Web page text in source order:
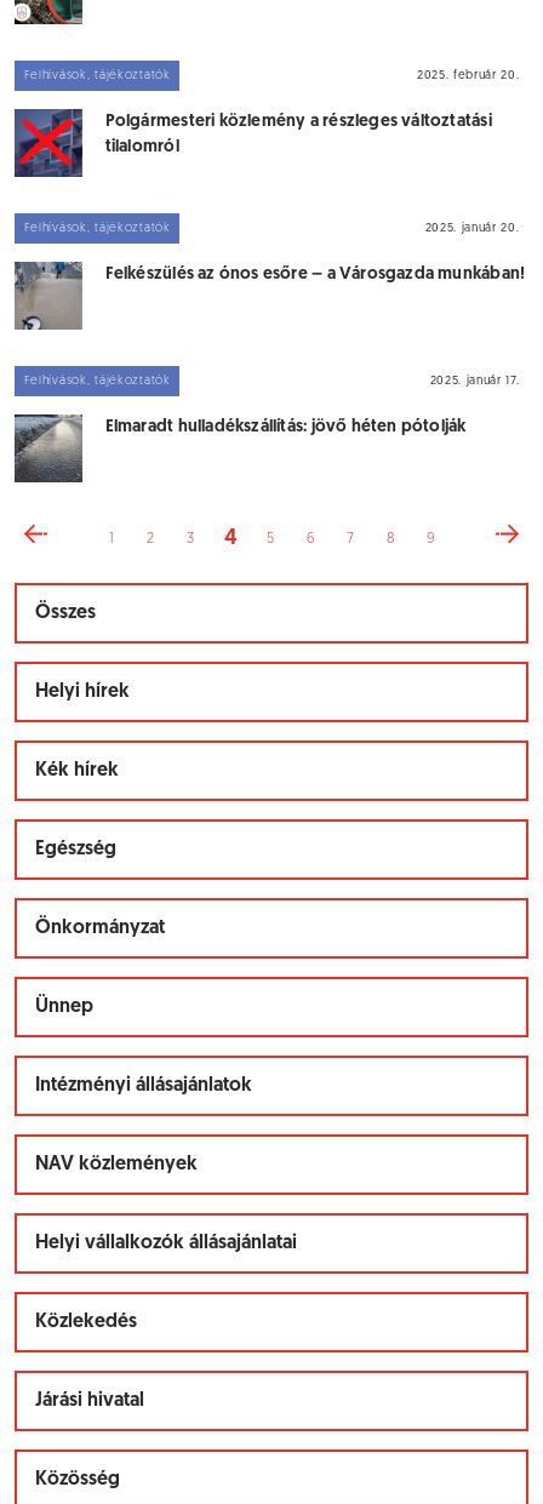
Felhívások, tájékoztatók 2025. február 20.
Polgármesteri közlemény a részleges változtatási
tilalomról
Felhívások, tájékoztatók 2025. január 20.
Felkészülés az ónos esőre – a Városgazda munkában!
Felhívások, tájékoztatók 2025. január 17.
Elmaradt hulladékszállítás: jövő héten pótolják
2 3 4 5 6 7 8 9
Összes
Helyi hírek
Kék hírek
Egészség
Önkormányzat
Ünnep
Intézményi állásajánlatok
NAV közlemények
Helyi vállalkozók állásajánlatai
Közlekedés
Járási hivatal
Közösség